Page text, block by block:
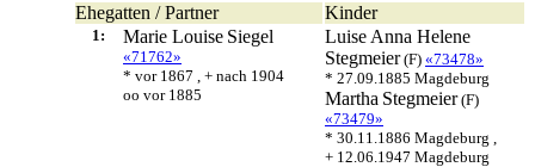
Ehegatten / Partner Kinder
1: Marie Louise Siegel
«71762»
* vor 1867 , + nach 1904
oo vor 1885
Luise Anna Helene
Stegmeier(F) «73478»
* 27.09.1885 Magdeburg
Martha Stegmeier(F)
«73479»
* 30.11.1886 Magdeburg ,
+ 12.06.1947 Magdeburg